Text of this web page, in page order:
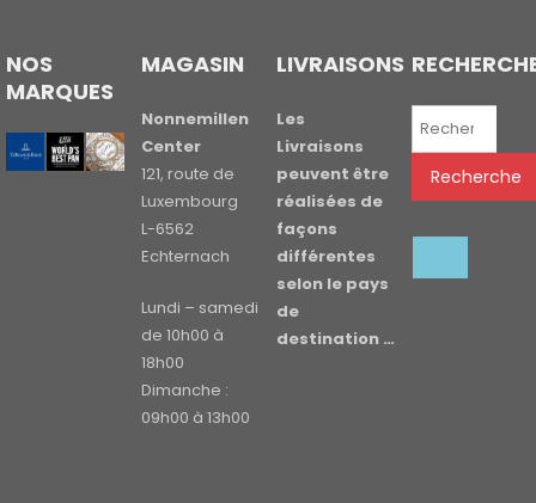
NOS
MARQUES
MAGASIN
Nonnemillen
Center
121, route de
Luxembourg
L-6562
Echternach
Lundi – samedi
de 10h00 à
18h00
Dimanche :
09h00 à 13h00
LIVRAISONS
Les
Livraisons
peuvent être
réalisées de
façons
différentes
selon le pays
de
destination …
Recherche
Recherche